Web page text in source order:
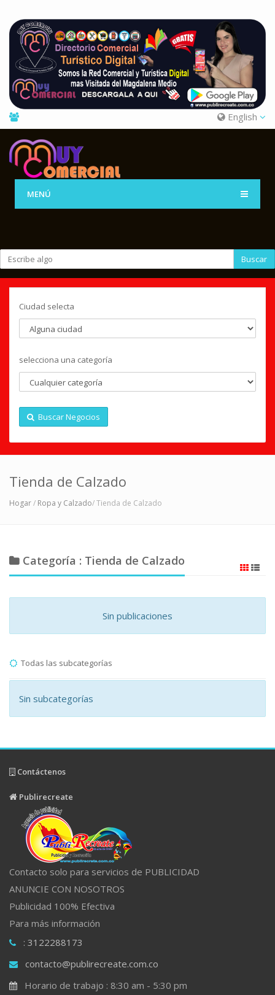
English
MENÚ
Buscar
Ciudad selecta
selecciona una categoría
Buscar Negocios
Tienda de Calzado
Hogar/ Ropa y Calzado/ Tienda de Calzado
Categoría : Tienda de Calzado
Sin publicaciones
Todas las subcategorías
Sin subcategorías
Contáctenos
Publirecreate
Contacto solo para servicios de PUBLICIDAD
ANUNCIE CON NOSOTROS
Publicidad 100% Efectiva
Para más información
: 3122288173
contacto@publirecreate.com.co
Horario de trabajo : 8:30 am - 5:30 pm